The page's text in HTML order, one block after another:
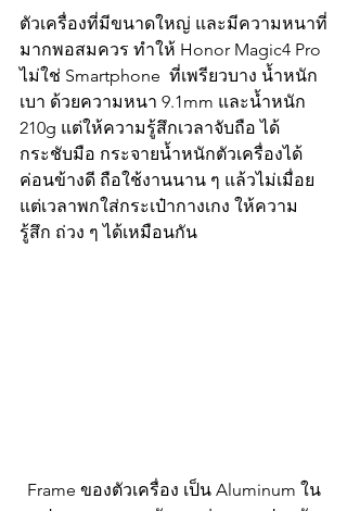
ตัวเครื่องที่มีขนาดใหญ่ และมีความหนาที่
มากพอสมควร ทำให้ Honor Magic4 Pro
ไม่ใช่ Smartphone  ที่เพรียวบาง น้ำหนัก
เบา ด้วยความหนา 9.1mm และน้ำหนัก
210g แต่ให้ความรู้สึกเวลาจับถือ ได้
กระชับมือ กระจายน้ำหนักตัวเครื่องได้
ค่อนข้างดี ถือใช้งานนาน ๆ แล้วไม่เมื่อย
แต่เวลาพกใส่กระเป๋ากางเกง ให้ความ
รู้สึก ถ่วง ๆ ได้เหมือนกัน
Frame ของตัวเครื่อง เป็น Aluminum ใน